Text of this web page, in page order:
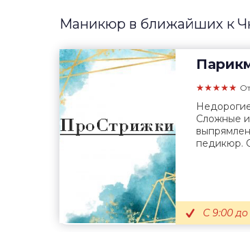
Маникюр в ближайших к
★★★★★
Сложные
педикюр.
С 9:00